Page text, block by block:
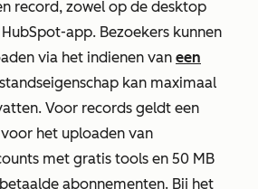
record, zowel op de desktop
app. Bezoekers kunnen
via het indienen van een
kan maximaal
Voor records geldt een
het uploaden van
met gratis tools en 50 MB
abonnementen. Bij het